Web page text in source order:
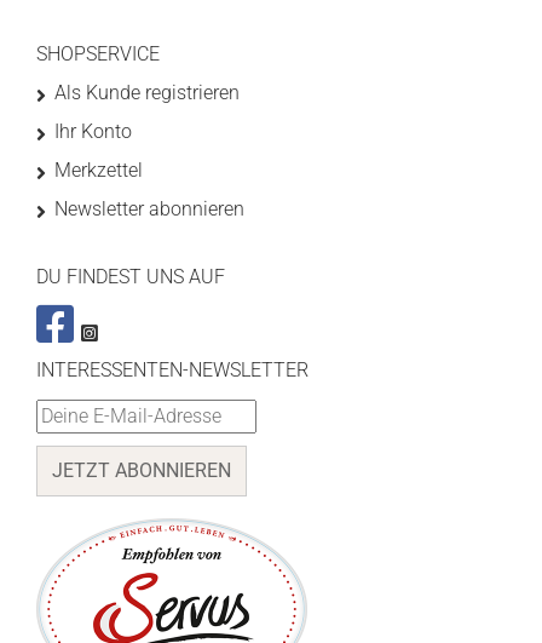
SHOPSERVICE
Als Kunde registrieren
Ihr Konto
Merkzettel
Newsletter abonnieren
DU FINDEST UNS AUF
INTERESSENTEN-NEWSLETTER
JETZT ABONNIEREN